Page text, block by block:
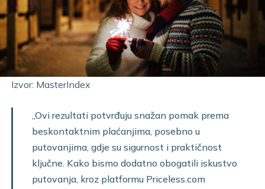
Izvor: MasterIndex
„Ovi rezultati potvrđuju snažan pomak prema
beskontaktnim plaćanjima, posebno u
putovanjima, gdje su sigurnost i praktičnost
ključne. Kako bismo dodatno obogatili iskustvo
putovanja, kroz platformu Priceless.com